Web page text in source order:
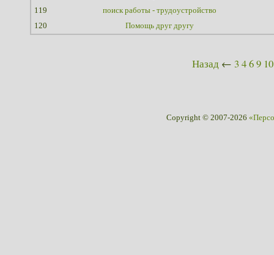
119
поиск работы - трудоустройство
120
Помощь друг другу
Назад ← 3 469 10
Copyright © 2007-2026